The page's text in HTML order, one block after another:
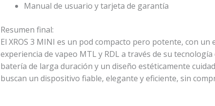
Manual de usuario y tarjeta de garantía
Resumen final:
El XROS 3 MINI es un pod compacto pero potente, con
experiencia de vapeo MTL y RDL a través de su
batería de larga duración y un diseño estéticamente
buscan un dispositivo fiable, elegante y eficiente, sin